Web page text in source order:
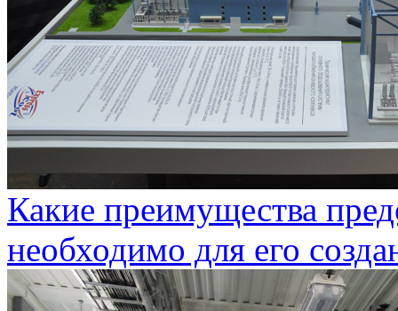
Какие преимущества
необходимо для его